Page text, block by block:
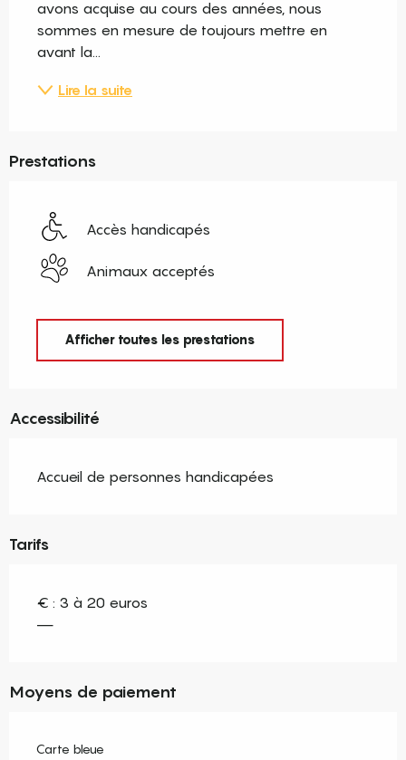
avons acquise au cours des années, nous
sommes en mesure de toujours mettre en
avant la...
Lire la suite
Prestations
Accès handicapés
Animaux acceptés
Afficher toutes les prestations
Accessibilité
Accueil de personnes handicapées
Tarifs
€ : 3 à 20 euros
—
Moyens de paiement
Carte bleue